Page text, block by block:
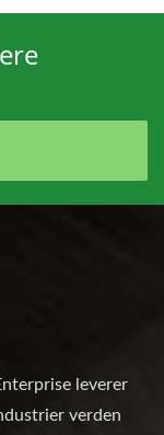
leverer
verden